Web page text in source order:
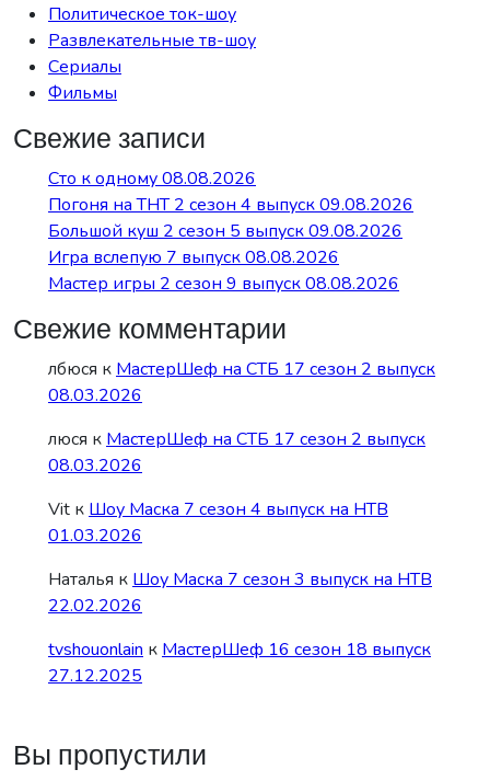
Политическое ток-шоу
Развлекательные тв-шоу
Сериалы
Фильмы
Свежие записи
Сто к одному 08.08.2026
Погоня на ТНТ 2 сезон 4 выпуск 09.08.2026
Большой куш 2 сезон 5 выпуск 09.08.2026
Игра вслепую 7 выпуск 08.08.2026
Мастер игры 2 сезон 9 выпуск 08.08.2026
Свежие комментарии
лбюся к МастерШеф на СТБ 17 сезон 2 выпуск
08.03.2026
люся к МастерШеф на СТБ 17 сезон 2 выпуск
08.03.2026
Vit к Шоу Маска 7 сезон 4 выпуск на НТВ
01.03.2026
Наталья к Шоу Маска 7 сезон 3 выпуск на НТВ
22.02.2026
tvshouonlain к МастерШеф 16 сезон 18 выпуск
27.12.2025
Вы пропустили